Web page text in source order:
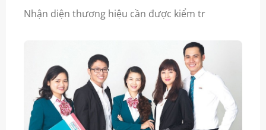
Nhận diện thương hiệu cần được kiểm tr